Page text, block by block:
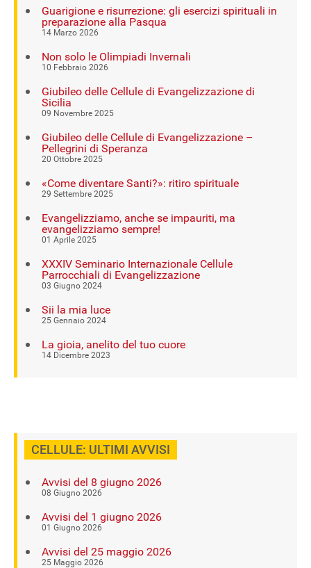
Guarigione e risurrezione: gli esercizi spirituali in
preparazione alla Pasqua
14 Marzo 2026
Non solo le Olimpiadi Invernali
10 Febbraio 2026
Giubileo delle Cellule di Evangelizzazione di
Sicilia
09 Novembre 2025
Giubileo delle Cellule di Evangelizzazione –
Pellegrini di Speranza
20 Ottobre 2025
«Come diventare Santi?»: ritiro spirituale
29 Settembre 2025
Evangelizziamo, anche se impauriti, ma
evangelizziamo sempre!
01 Aprile 2025
XXXIV Seminario Internazionale Cellule
Parrocchiali di Evangelizzazione
03 Giugno 2024
Sii la mia luce
25 Gennaio 2024
La gioia, anelito del tuo cuore
14 Dicembre 2023
CELLULE: ULTIMI AVVISI
Avvisi del 8 giugno 2026
08 Giugno 2026
Avvisi del 1 giugno 2026
01 Giugno 2026
Avvisi del 25 maggio 2026
25 Maggio 2026